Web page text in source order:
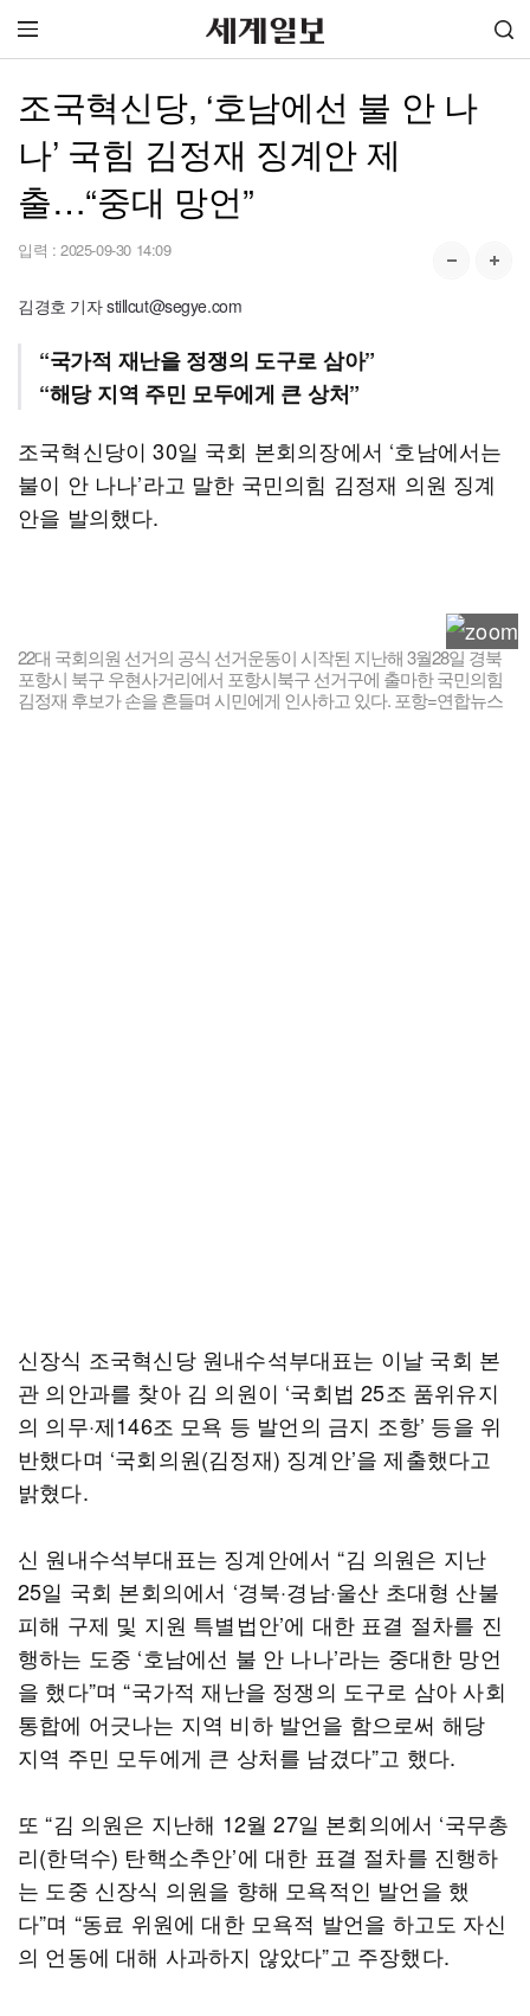
조국혁신당, ‘호남에선 불 안 나
나’ 국힘 김정재 징계안 제
출…“중대 망언”
입력 : 2025-09-30 14:09
김경호 기자 stillcut@segye.com
“국가적 재난을 정쟁의 도구로 삼아”
“해당 지역 주민 모두에게 큰 상처”
조국혁신당이 30일 국회 본회의장에서 ‘호남에서는
불이 안 나나’라고 말한 국민의힘 김정재 의원 징계
안을 발의했다.
22대 국회의원 선거의 공식 선거운동이 시작된 지난해 3월28일 경북
포항시 북구 우현사거리에서 포항시북구 선거구에 출마한 국민의힘
김정재 후보가 손을 흔들며 시민에게 인사하고 있다. 포항=연합뉴스
신장식 조국혁신당 원내수석부대표는 이날 국회 본
관 의안과를 찾아 김 의원이 ‘국회법 25조 품위유지
의 의무·제146조 모욕 등 발언의 금지 조항’ 등을 위
반했다며 ‘국회의원(김정재) 징계안’을 제출했다고
밝혔다.
신 원내수석부대표는 징계안에서 “김 의원은 지난
25일 국회 본회의에서 ‘경북·경남·울산 초대형 산불
피해 구제 및 지원 특별법안’에 대한 표결 절차를 진
행하는 도중 ‘호남에선 불 안 나나’라는 중대한 망언
을 했다”며 “국가적 재난을 정쟁의 도구로 삼아 사회
통합에 어긋나는 지역 비하 발언을 함으로써 해당
지역 주민 모두에게 큰 상처를 남겼다”고 했다.
또 “김 의원은 지난해 12월 27일 본회의에서 ‘국무총
리(한덕수) 탄핵소추안’에 대한 표결 절차를 진행하
는 도중 신장식 의원을 향해 모욕적인 발언을 했
다”며 “동료 위원에 대한 모욕적 발언을 하고도 자신
의 언동에 대해 사과하지 않았다”고 주장했다.